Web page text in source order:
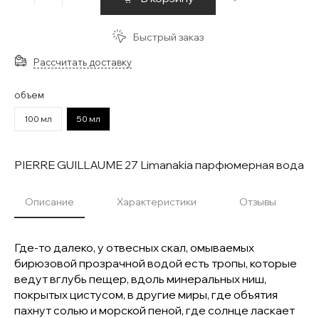
Быстрый заказ
Рассчитать доставку
объем
100 мл 50 мл
PIERRE GUILLAUME 27 Limanakia парфюмерная вода
Описание Характеристики Отзывы
Где-то далеко, у отвесных скал, омываемых
бирюзовой прозрачной водой есть тропы, которые
ведут вглубь пещер, вдоль минеральных ниш,
покрытых цистусом, в другие миры, где объятия
пахнут солью и морской пеной, где солнце ласкает